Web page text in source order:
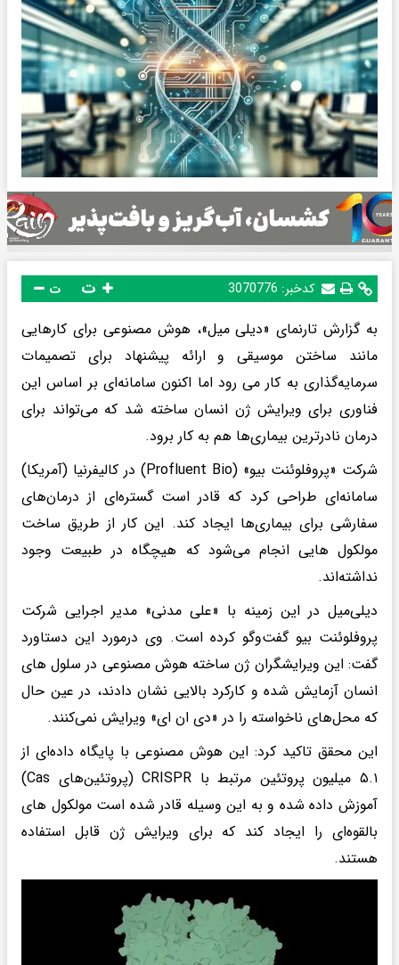
کدخبر: 3070776 ت
به گزارش تارنمای «دیلی میل»، هوش مصنوعی برای کارهایی
مانند ساختن موسیقی و ارائه پیشنهاد برای تصمیمات
سرمایه‌گذاری به کار می رود اما اکنون سامانه‌ای بر اساس این
فناوری برای ویرایش ژن انسان ساخته شد که می‌تواند برای
درمان نادرترین بیماری‌ها هم به کار برود.
شرکت «پروفلوئنت بیو» (Profluent Bio) در کالیفرنیا (آمریکا)
سامانه‌ای طراحی کرد که قادر است گستره‌ای از درمان‌های
سفارشی برای بیماری‌ها ایجاد کند. این کار از طریق ساخت
مولکول هایی انجام می‌شود که هیچگاه در طبیعت وجود
نداشته‌اند.
دیلی‌میل در این زمینه با «علی مدنی» مدیر اجرایی شرکت
پروفلوئنت بیو گفت‌وگو کرده است. وی درمورد این دستاورد
گفت: این ویرایشگران ژن ساخته هوش مصنوعی در سلول های
انسان آزمایش شده و کارکرد بالایی نشان دادند، در عین حال
که محل‌های ناخواسته را در «دی ان ای» ویرایش نمی‌کنند.
این محقق تاکید کرد: این هوش مصنوعی با پایگاه داده‌ای از
۵.۱ میلیون پروتئین مرتبط با CRISPR (پروتئین‌های Cas)
آموزش داده شده و به این وسیله قادر شده است مولکول های
بالقوه‌ای را ایجاد کند که برای ویرایش ژن قابل استفاده
هستند.